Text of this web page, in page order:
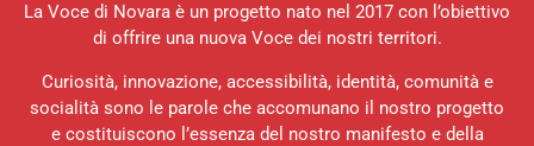
La Voce di Novara è un progetto nato nel 2017 con l’obiettivo
di offrire una nuova Voce dei nostri territori.
Curiosità, innovazione, accessibilità, identità, comunità e
socialità sono le parole che accomunano il nostro progetto
e costituiscono l’essenza del nostro manifesto e della